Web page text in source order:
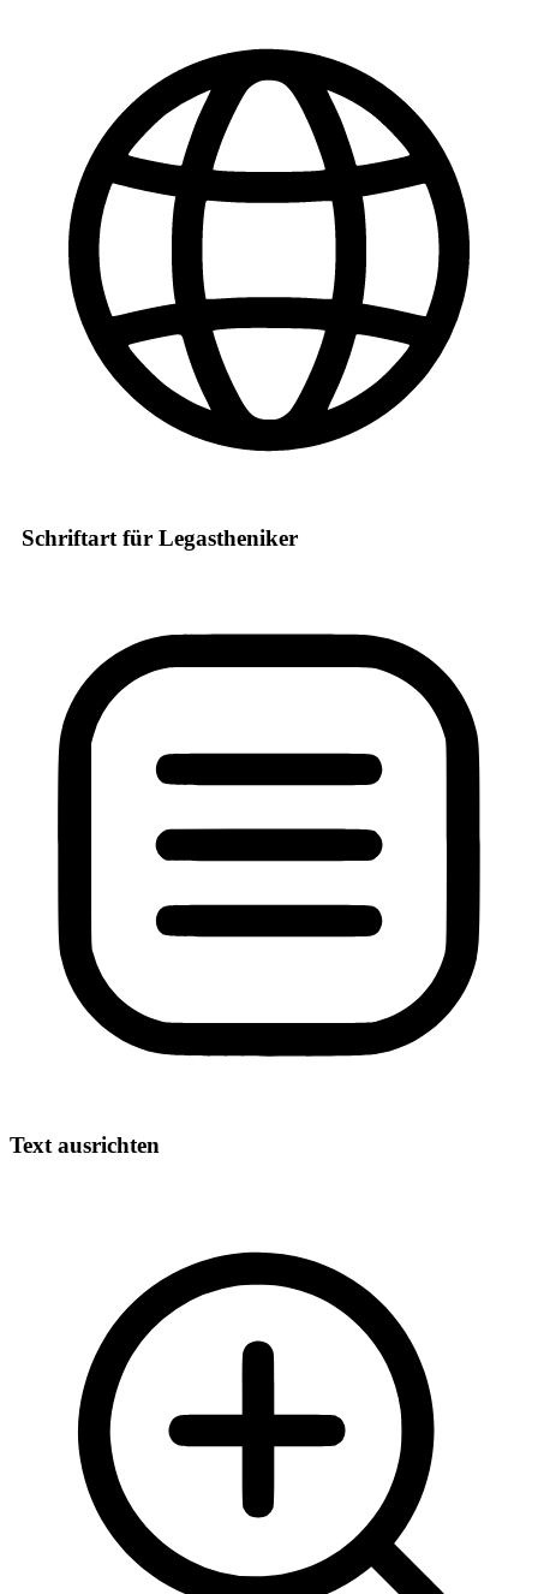
Schriftart für Legastheniker
Text ausrichten